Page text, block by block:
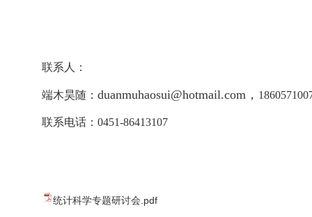
联系人：
端木昊随： duanmuhaosui@hotmail.com ，
联系电话：0451-86413107
统计科学专题研讨会.pdf